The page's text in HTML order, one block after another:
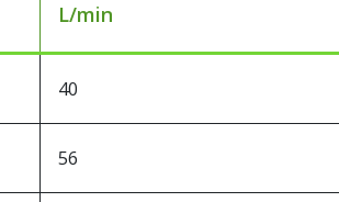
L/min
40
56